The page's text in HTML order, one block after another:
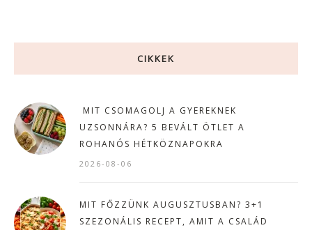
CIKKEK
MIT CSOMAGOLJ A GYEREKNEK
UZSONNÁRA? 5 BEVÁLT ÖTLET A
ROHANÓS HÉTKÖZNAPOKRA
2026-08-06
MIT FŐZZÜNK AUGUSZTUSBAN? 3+1
SZEZONÁLIS RECEPT, AMIT A CSALÁD